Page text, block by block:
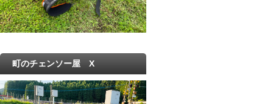
町のチェンソー屋 X